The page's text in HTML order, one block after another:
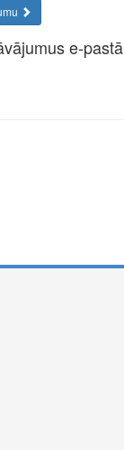
e-pastā